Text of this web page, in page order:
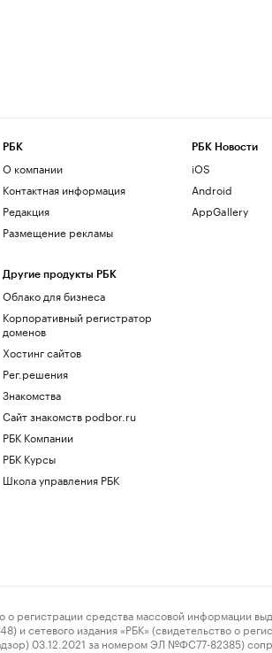
РБК
О компании
Контактная информация
Редакция
Размещение рекламы
Другие продукты РБК
Облако для бизнеса
Корпоративный регистратор
доменов
Хостинг сайтов
Рег.решения
Знакомства
Сайт знакомств podbor.ru
РБК Компании
РБК Курсы
Школа управления РБК
РБК Новости
iOS
Android
AppGallery
средства массовой информации
сетевого издания «РБК» (свидетельство о
03.12.2021 за номером ЭЛ №ФС77-82385)